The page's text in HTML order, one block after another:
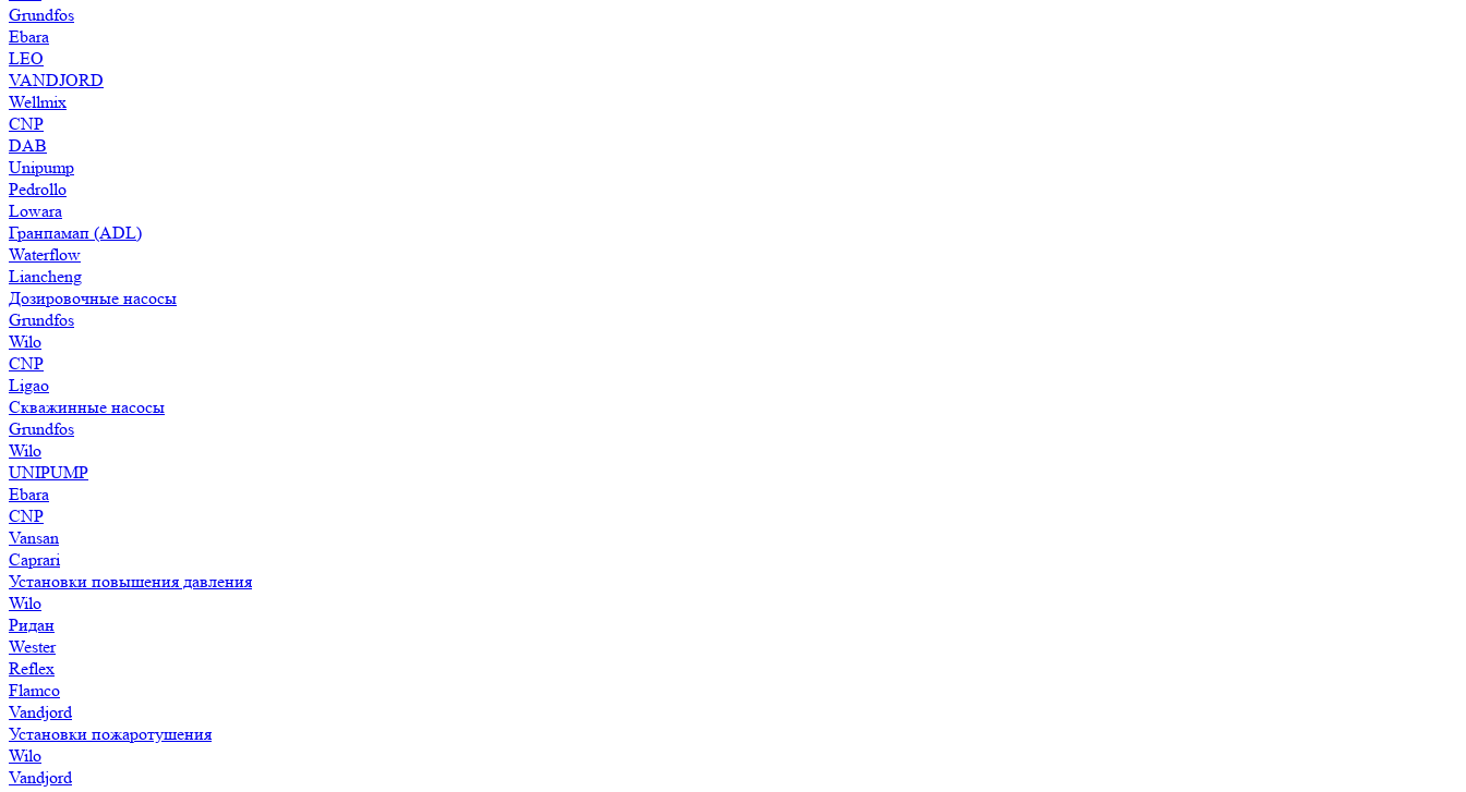
Grundfos
Ebara
LEO
VANDJORD
Wellmix
CNP
DAB
Unipump
Pedrollo
Lowara
Гранпамап (ADL)
Waterflow
Liancheng
Дозировочные насосы
Grundfos
Wilo
CNP
Ligao
Скважинные насосы
Grundfos
Wilo
UNIPUMP
Ebara
CNP
Vansan
Caprari
Установки повышения давления
Wilo
Ридан
Wester
Reflex
Flamco
Vandjord
Установки пожаротушения
Wilo
Vandjord